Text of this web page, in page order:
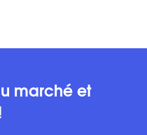
marché et